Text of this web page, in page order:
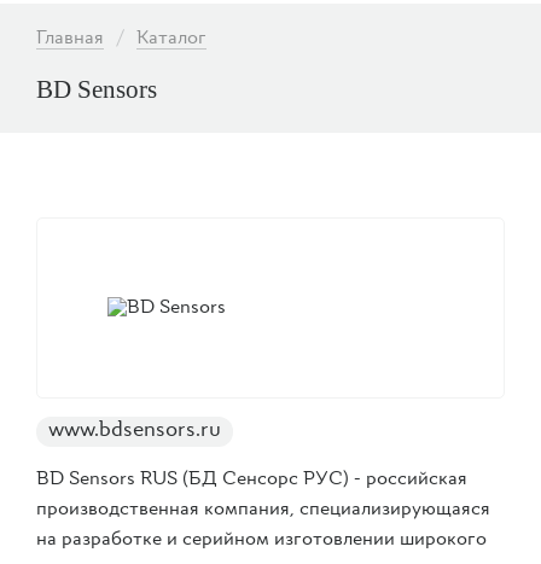
Строка
навигации
Главная Каталог
BD Sensors
www.bdsensors.ru
BD Sensors RUS (БД Сенсорс РУС) - российская
производственная компания, специализирующаяся
на разработке и серийном изготовлении широкого